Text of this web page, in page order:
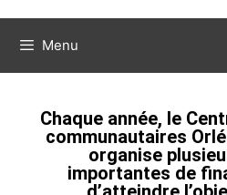
Menu
Chaque année, le
communautaires
organise
importantes de